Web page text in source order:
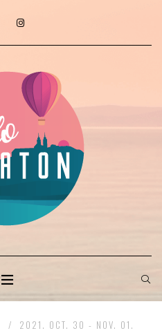
/ 2021. OCT. 30 - NOV. 01.